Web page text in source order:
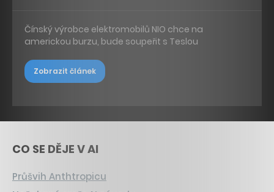
Čínský výrobce elektromobilů NIO chce na
americkou burzu, bude soupeřit s Teslou
Zobrazit článek
CO SE DĚJE V AI
Průšvih Anthtropicu